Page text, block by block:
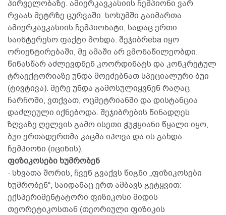
პირველობაზე. ამიერკავკასიის ჩემპიონი ვარ
რვაას მეტრზე ცურვაში. სოხუმში გაიმართა
ამიერკავკასიის ჩემპიონატი, სადაც ერთი
საინტერესო ფაქტი მოხდა. შეჯიბრeba იყო
ორიენტირებაში, მე ამაში არ ვმონაწილეობდი.
წინასწარ აძლევდნენ კოორდინატს და კონკრეტულ
ტრაექტორიაზე უნდა მოეძებნათ სპეციალური ბუი
(ტივტივა). მერე უნდა გამოსულიყვნენ რაღაც
ჩარჩოში, ვთქვათ, ოცმეტრიანში და დისტანცია
დაძლეული იქნებოდა. შეჯიბრების წინადღეს
ზღვაზე ღელვის გამო ისეთი ჭუჭყიანი წყალი იყო,
ბუი ერთადერთმა კაცმა იპოვა და ის გახდა
ჩემპიონი (იცინის).
ფიზიკოსები ხუმრობენ
- სხვათა შორის, ჩვენ გვაქვს წიგნი „ფიზიკოსები
ხუმრობენ“, საიდანაც ერთ ამბავს გეტყვით:
ექსპერიმენტატორი ფიზიკოსი მიდის
თეორეტიკოსთან (თეორიული ფიზიკის